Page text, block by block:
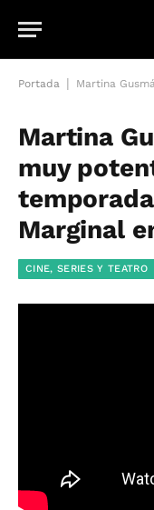
Portada Martina Gusmán: «Se
Martina
muy
Marginal
CINE, SERIES Y TEATRO